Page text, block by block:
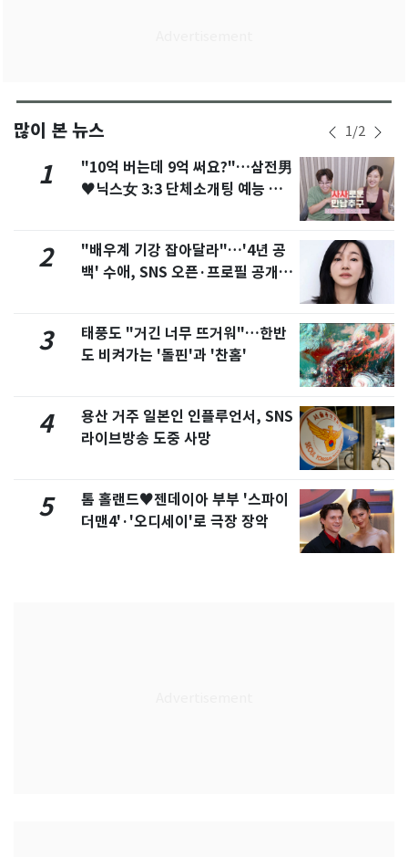
많이 본 뉴스 1/2
1
"10억 버는데 9억 써요?"…삼전男
♥닉스女 3:3 단체소개팅 예능 화
2
"배우계 기강 잡아달라"…'4년 공
백' 수애, SNS 오픈·프로필 공개
3
태풍도 "거긴 너무 뜨거워"…한반
도 비켜가는 '돌핀'과 '찬홈'
4
용산 거주 일본인 인플루언서, SNS
라이브방송 도중 사망
5
톰 홀랜드♥젠데이아 부부 '스파이
더맨4'·'오디세이'로 극장 장악